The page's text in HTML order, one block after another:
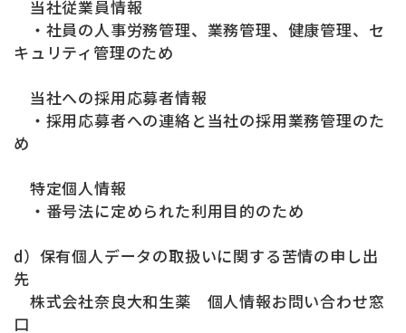
当社従業員情報
・社員の人事労務管理、業務管理、健康管理、セ
キュリティ管理のため
当社への採用応募者情報
・採用応募者への連絡と当社の採用業務管理のた
め
特定個人情報
・番号法に定められた利用目的のため
d）保有個人データの取扱いに関する苦情の申し出
先
株式会社奈良大和生薬 個人情報お問い合わせ窓
口